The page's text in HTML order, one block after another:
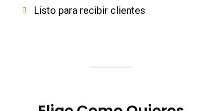
Listo para recibir clientes